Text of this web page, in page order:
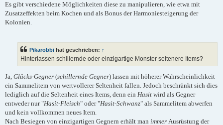
Es gibt verschiedene Möglichkeiten diese zu manipulieren, wie etwa mit
Zusatzeffekten beim Kochen und als Bonus der Harmoniesteigerung der
Kolonien.
Pikarobbi hat geschrieben: ↑
Hinterlassen schillernde oder einzigartige Monster seltenere Items?
Ja, Glücks-Gegner (schillernde Gegner) lassen mit höherer Wahrscheinlichkeit
ein Sammelitem von wertvollerer Seltenheit fallen. Jedoch beschränkt sich dies
lediglich auf die Seltenheit eines Items, denn ein Hasit wird als Gegner
entweder nur "Hasit-Fleisch" oder "Hasit-Schwanz" als Sammelitem abwerfen
und kein vollkommen neues Item.
Nach Besiegen von einzigartigen Gegnern erhält man immer Ausrüstung der